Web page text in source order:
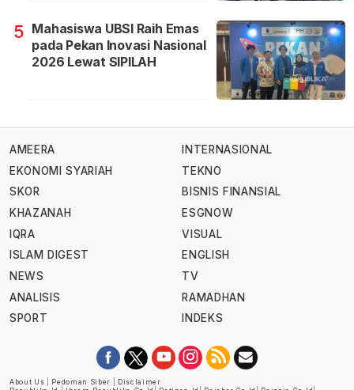
5 Mahasiswa UBSI Raih Emas
pada Pekan Inovasi Nasional
2026 Lewat SIPILAH
AMEERA
EKONOMI SYARIAH
SKOR
KHAZANAH
IQRA
ISLAM DIGEST
NEWS
ANALISIS
SPORT
INTERNASIONAL
TEKNO
BISNIS FINANSIAL
ESGNOW
VISUAL
ENGLISH
TV
RAMADHAN
INDEKS
About Us Pedoman Siber
Disclaimer